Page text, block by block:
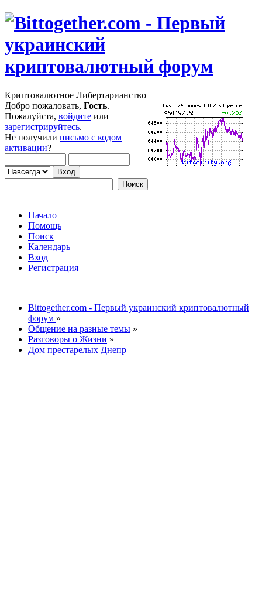
Криптовалютное Либертарианство
Добро пожаловать, Гость.
Пожалуйста, войдите или
зарегистрируйтесь.
Не получили письмо с кодом
активации?
Начало
Помощь
Поиск
Календарь
Вход
Регистрация
Bittogether.com - Первый украинский криптовалютный
форум »
Общение на разные темы »
Разговоры о Жизни »
Дом престарелых Днепр